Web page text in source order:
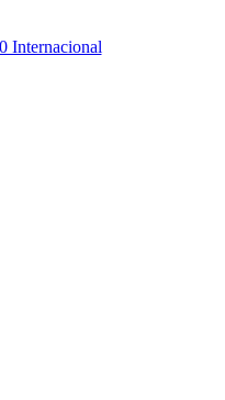
Internacional